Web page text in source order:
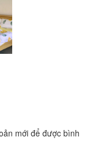
mới để được bình